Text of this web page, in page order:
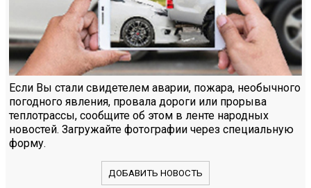
Если Вы стали свидетелем аварии, пожара, необычного
погодного явления, провала дороги или прорыва
теплотрассы, сообщите об этом в ленте народных
новостей. Загружайте фотографии через специальную
форму.
ДОБАВИТЬ НОВОСТЬ